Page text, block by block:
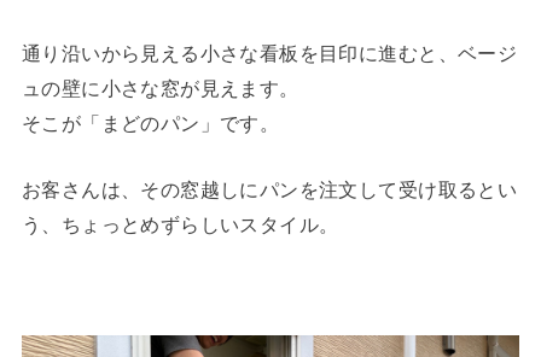
通り沿いから見える小さな看板を目印に進むと、ベージ
ュの壁に小さな窓が見えます。
そこが「まどのパン」です。
お客さんは、その窓越しにパンを注文して受け取るとい
う、ちょっとめずらしいスタイル。